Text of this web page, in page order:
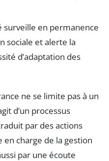
surveille en permanence
sociale et alerte la
d’adaptation des
ne se limite pas à un
d’un processus
par des actions
charge de la gestion
par une écoute